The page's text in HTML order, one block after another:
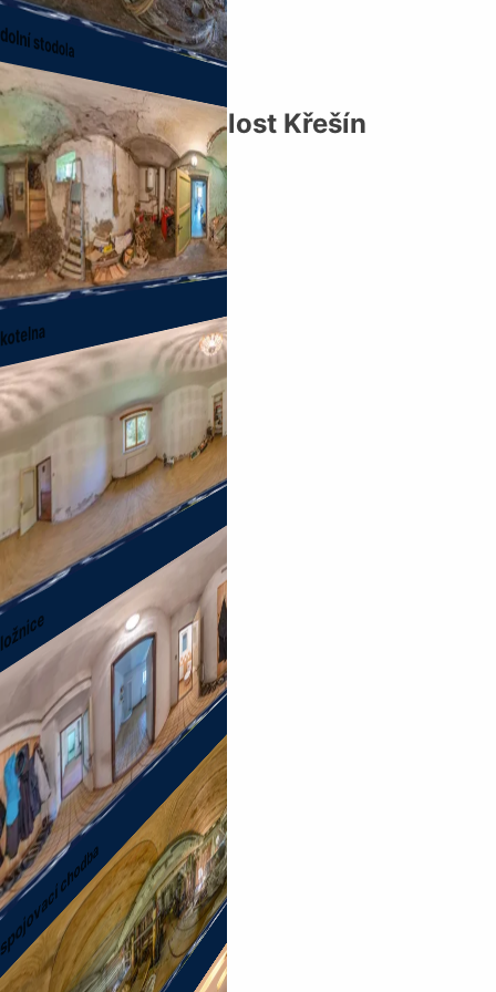
Zemědělská usedlost Křešín
příjezd
dolní stodola
kotelna
ložnice
spojovací chodba